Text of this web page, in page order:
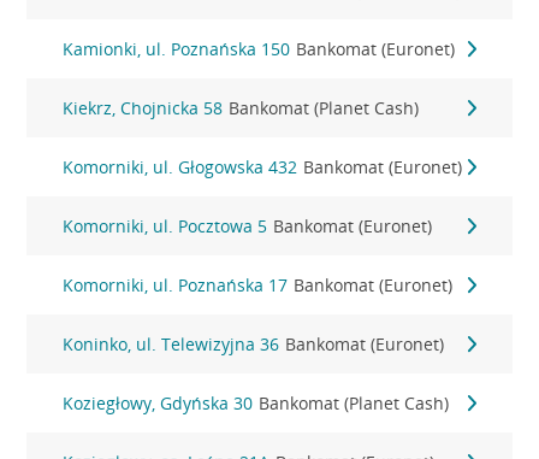
Kamionki, ul. Poznańska 150 Bankomat (Euronet)
Kiekrz, Chojnicka 58 Bankomat (Planet Cash)
Komorniki, ul. Głogowska 432 Bankomat (Euronet)
Komorniki, ul. Pocztowa 5 Bankomat (Euronet)
Komorniki, ul. Poznańska 17 Bankomat (Euronet)
Koninko, ul. Telewizyjna 36 Bankomat (Euronet)
Koziegłowy, Gdyńska 30 Bankomat (Planet Cash)